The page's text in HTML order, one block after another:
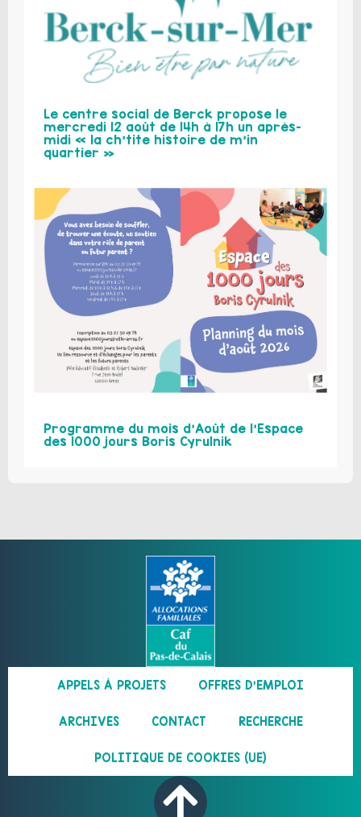
Le centre social de Berck propose le
mercredi 12 août de 14h à 17h un après-
midi « la ch’tite histoire de m’in
quartier »
Programme du mois d’Août de l’Espace
des 1000 jours Boris Cyrulnik
APPELS À PROJETS OFFRES D’EMPLOI
ARCHIVES CONTACT RECHERCHE
POLITIQUE DE COOKIES (UE)